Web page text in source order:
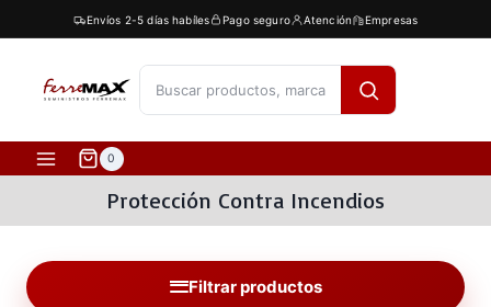
al
contenido
Envíos 2-5 días habíles Pago seguro Atención Empresas
0
Protección Contra Incendios
Filtrar productos